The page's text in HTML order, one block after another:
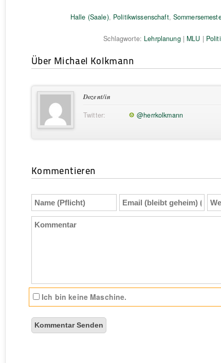
Halle (Saale), Politikwissenschaft,
Schlagworte: Lehrplanung| MLU |
Über Michael Kolkmann
Dozent/in
Twitter:
@herrkolkmann
Kommentieren
Name
(Pflicht)
Email
(bleibt
geheim)
Kommentar
Ich bin keine Maschine.